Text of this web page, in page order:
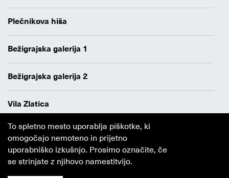
Plečnikova hiša
Bežigrajska galerija 1
Bežigrajska galerija 2
Vila Zlatica
Varstvo osebnih podatkov
Avtorji
Obvestilo o piškotkih
To spletno mesto uporablja piškotke, ki
omogočajo nemoteno in prijetno
uporabniško izkušnjo. Prosimo označite, če
se strinjate z njihovo namestitvijo.